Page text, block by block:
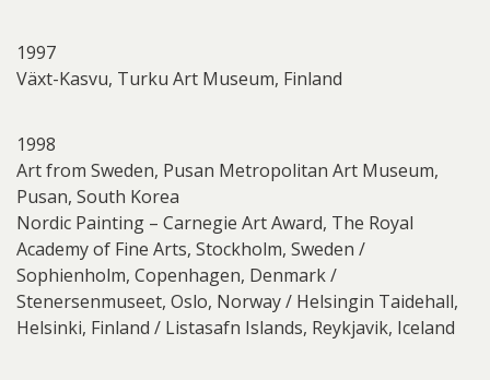
1997
Växt-Kasvu, Turku Art Museum, Finland
1998
Art from Sweden, Pusan Metropolitan Art Museum,
Pusan, South Korea
Nordic Painting – Carnegie Art Award, The Royal
Academy of Fine Arts, Stockholm, Sweden /
Sophienholm, Copenhagen, Denmark /
Stenersenmuseet, Oslo, Norway / Helsingin Taidehall,
Helsinki, Finland / Listasafn Islands, Reykjavik, Iceland